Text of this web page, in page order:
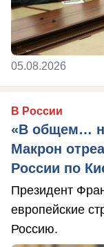
05.08.2026
В России
«В общем…
Макрон
России по
Президент
европейские
Россию.